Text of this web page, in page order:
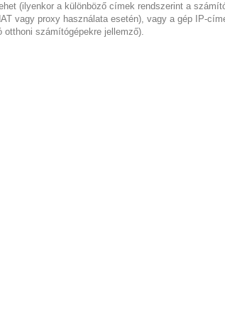
(ilyenkor a különböző címek rendszerint a
vagy proxy használata esetén), vagy a gép IP-
otthoni számítógépekre jellemző).